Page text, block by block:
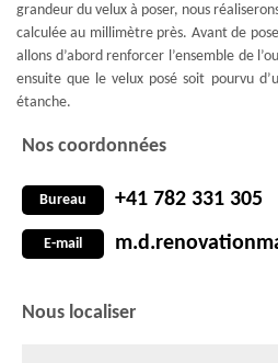
grandeur du velux à poser, nous
calculée au millimètre près. Avant de
allons d’abord renforcer l’ensemble de
ensuite que le velux posé soit pourvu
étanche.
Nos coordonnées
Bureau +41 782 331 305
E-mail
Nous localiser